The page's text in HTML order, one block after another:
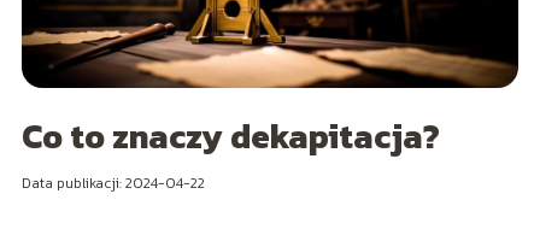
Co to znaczy dekapitacja?
Data publikacji: 2024-04-22